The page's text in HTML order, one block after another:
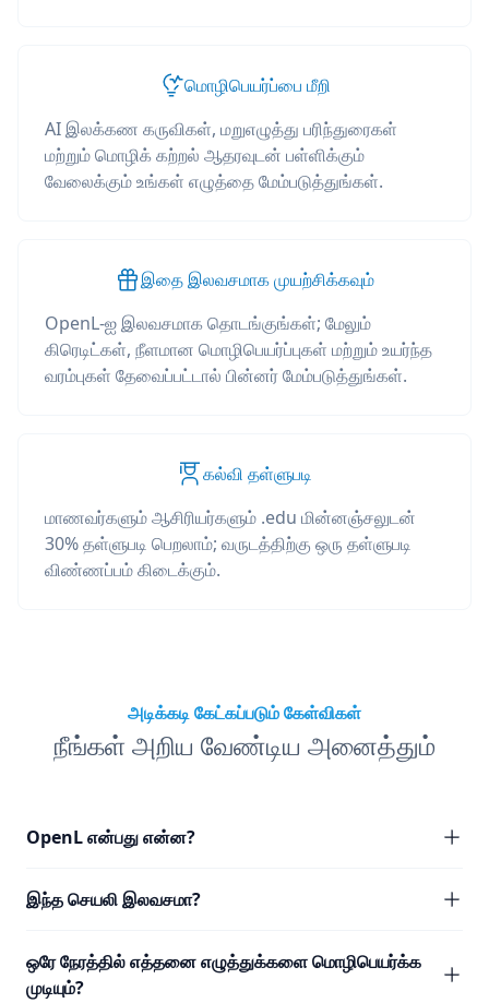
மொழிபெயர்ப்பை மீறி
AI இலக்கண கருவிகள், மறுஎழுத்து பரிந்துரைகள்
மற்றும் மொழிக் கற்றல் ஆதரவுடன் பள்ளிக்கும்
வேலைக்கும் உங்கள் எழுத்தை மேம்படுத்துங்கள்.
இதை இலவசமாக முயற்சிக்கவும்
OpenL-ஐ இலவசமாக தொடங்குங்கள்; மேலும்
கிரெடிட்கள், நீளமான மொழிபெயர்ப்புகள் மற்றும் உயர்ந்த
வரம்புகள் தேவைப்பட்டால் பின்னர் மேம்படுத்துங்கள்.
கல்வி தள்ளுபடி
மாணவர்களும் ஆசிரியர்களும் .edu மின்னஞ்சலுடன்
30% தள்ளுபடி பெறலாம்; வருடத்திற்கு ஒரு தள்ளுபடி
விண்ணப்பம் கிடைக்கும்.
அடிக்கடி கேட்கப்படும் கேள்விகள்
நீங்கள் அறிய வேண்டிய அனைத்தும்
OpenL என்பது என்ன?
இந்த செயலி இலவசமா?
ஒரே நேரத்தில் எத்தனை எழுத்துக்களை மொழிபெயர்க்க
முடியும்?